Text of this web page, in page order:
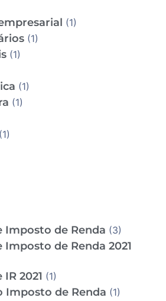
(1)
(1)
(1)
(1)
(1)
(1)
Imposto de Renda (3)
Imposto de Renda 2021
2021 (1)
Imposto de Renda (1)